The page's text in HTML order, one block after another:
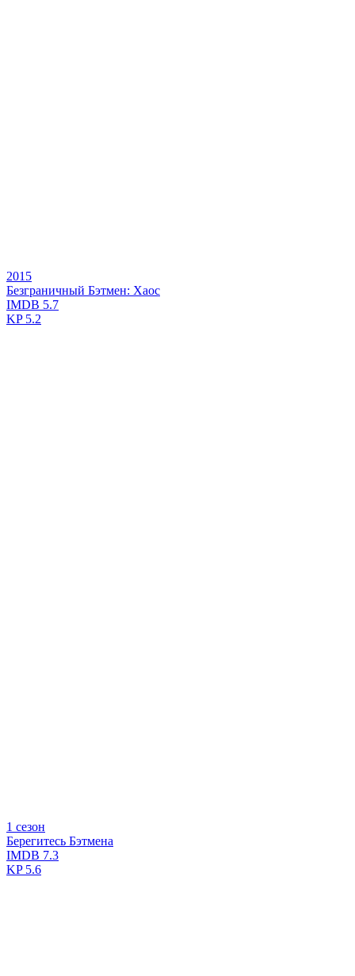
2015
Безграничный Бэтмен: Хаос
IMDB 5.7
KP5.2
1 сезон
Берегитесь Бэтмена
IMDB 7.3
KP5.6